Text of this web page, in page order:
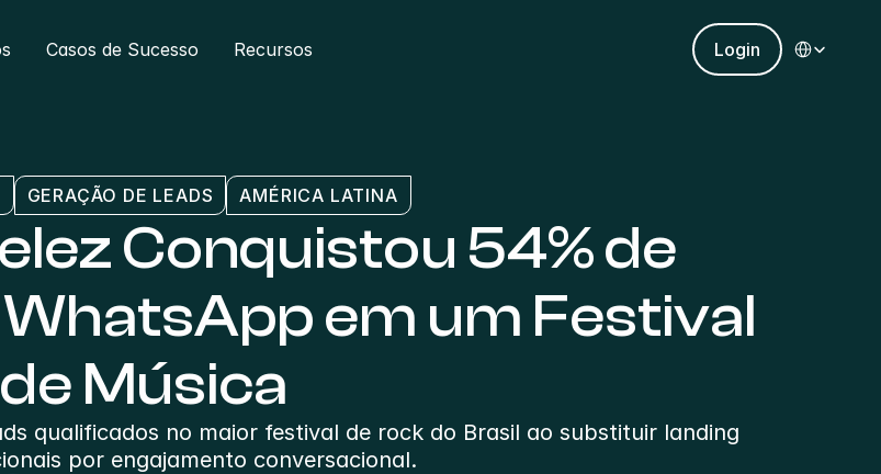
Casos de Sucesso Recursos Login
GERAÇÃO DE LEADS AMÉRICA LATINA
Conquistou 54% de
em um Festival
de Música
qualificados no maior festival de rock do Brasil ao substituir landing
por engajamento conversacional.